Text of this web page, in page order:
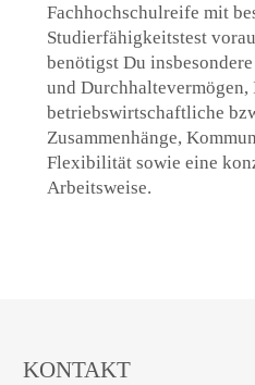
Fachhochschulreife mit
Studierfähigkeitstest
benötigst Du
und Durchhaltevermögen,
betriebswirtschaftliche
Zusammenhänge,
Flexibilität sowie eine
Arbeitsweise.
KONTAKT